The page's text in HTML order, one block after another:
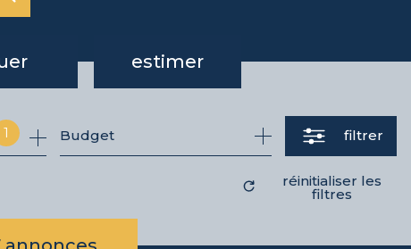
estimer
1 Budget filtrer
réinitialiser les
filtres